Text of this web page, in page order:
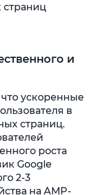
страниц
и
ускоренные
в
страниц.
роста
Google
2-3
на AMP-